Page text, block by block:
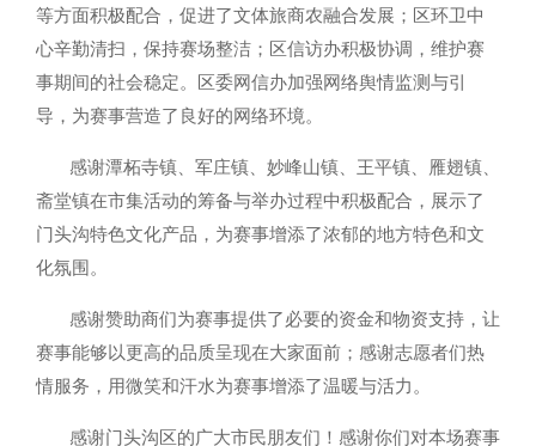
等方面积极配合，促进了文体旅商农融合发展；区环卫中
心辛勤清扫，保持赛场整洁；区信访办积极协调，维护赛
事期间的社会稳定。区委网信办加强网络舆情监测与引
导，为赛事营造了良好的网络环境。
感谢潭柘寺镇、军庄镇、妙峰山镇、王平镇、雁翅镇、
斋堂镇在市集活动的筹备与举办过程中积极配合，展示了
门头沟特色文化产品，为赛事增添了浓郁的地方特色和文
化氛围。
感谢赞助商们为赛事提供了必要的资金和物资支持，让
赛事能够以更高的品质呈现在大家面前；感谢志愿者们热
情服务，用微笑和汗水为赛事增添了温暖与活力。
感谢门头沟区的广大市民朋友们！感谢你们对本场赛事